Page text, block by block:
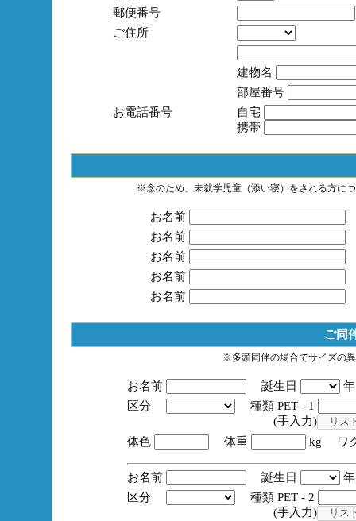
郵便番号
ご住所
建物名
部屋番号
お電話番号
自宅
携帯
※念のため、未就学児童（添い寝）をされる方に
お名前
お名前
お名前
お名前
お名前
ご同
※多頭同伴の場合でサイズの
お名前 誕生日
区分
種類 PET - 1
(手入力)
体色
体重 kg ワ
お名前 誕生日
区分
種類 PET - 2
(手入力)